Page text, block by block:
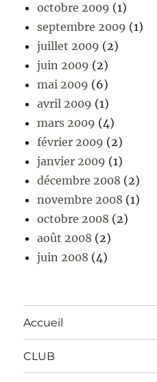
octobre 2009 (1)
septembre 2009 (1)
juillet 2009 (2)
juin 2009 (2)
mai 2009 (6)
avril 2009 (1)
mars 2009 (4)
février 2009 (2)
janvier 2009 (1)
décembre 2008 (2)
novembre 2008 (1)
octobre 2008 (2)
août 2008 (2)
juin 2008 (4)
Accueil
CLUB